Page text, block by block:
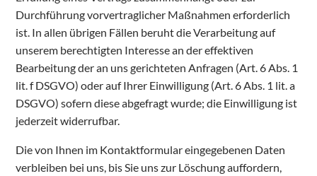
Durchführung vorvertraglicher Maßnahmen erforderlich
ist. In allen übrigen Fällen beruht die Verarbeitung auf
unserem berechtigten Interesse an der effektiven
Bearbeitung der an uns gerichteten Anfragen (Art. 6 Abs. 1
lit. f DSGVO) oder auf Ihrer Einwilligung (Art. 6 Abs. 1 lit. a
DSGVO) sofern diese abgefragt wurde; die Einwilligung ist
jederzeit widerrufbar.
Die von Ihnen im Kontaktformular eingegebenen Daten
verbleiben bei uns, bis Sie uns zur Löschung auffordern,